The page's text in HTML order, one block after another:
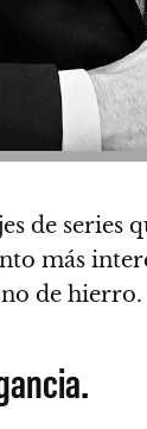
de series
más
de hierro.